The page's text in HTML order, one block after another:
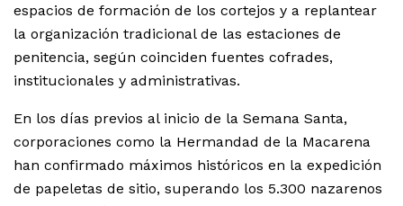
espacios de formación de los cortejos y a replantear
la organización tradicional de las estaciones de
penitencia, según coinciden fuentes cofrades,
institucionales y administrativas.
En los días previos al inicio de la Semana Santa,
corporaciones como la Hermandad de la Macarena
han confirmado máximos históricos en la expedición
de papeletas de sitio, superando los 5.300 nazarenos